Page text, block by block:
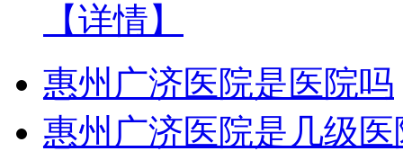
【详情】
惠州广济医院是医院吗
惠州广济医院是几级医